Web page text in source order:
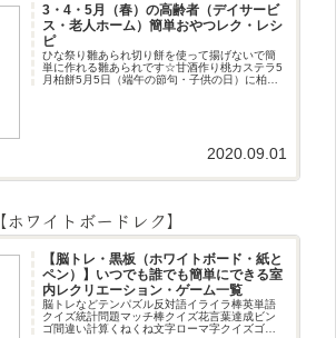
3・4・5月（春）の高齢者（デイサービ
ス・老人ホーム）簡単おやつレク・レシ
ピ
ひな祭り雛あられ切り餅を使って揚げないで簡
単に作れる雛あられです☆甘酒作り桃カステラ5
月柏餅5月5日（端午の節句・子供の日）に柏餅
2020.09.01
【ホワイトボードレク】
【脳トレ・黒板（ホワイトボード・紙と
ペン）】いつでも誰でも簡単にできる室
内レクリエーション・ゲーム一覧
脳トレなどテンパズル反対語イライラ棒英単語
クイズ統計問題マッチ棒クイズ花言葉達成ビン
ゴ間違い計算くねくね文字ローマ字クイズゴロ